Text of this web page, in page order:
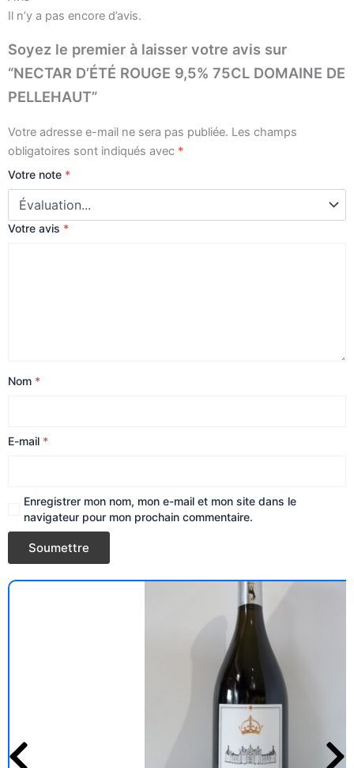
Il n’y a pas encore d’avis.
Soyez le premier à laisser votre avis sur
“NECTAR D’ÉTÉ ROUGE 9,5% 75CL DOMAINE DE
PELLEHAUT”
Votre adresse e-mail ne sera pas publiée. Les champs
obligatoires sont indiqués avec *
Votre note *
Votre avis *
Nom *
E-mail *
Enregistrer mon nom, mon e-mail et mon site dans le
navigateur pour mon prochain commentaire.